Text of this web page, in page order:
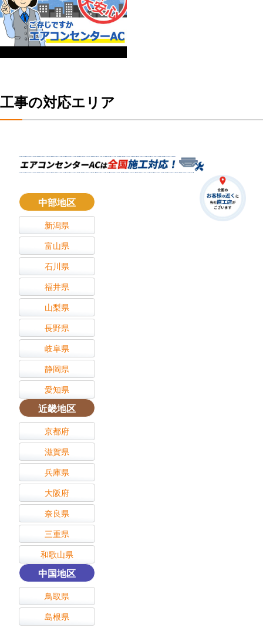
工事の対応エリア
中部地区
新潟県
富山県
石川県
福井県
山梨県
長野県
岐阜県
静岡県
愛知県
近畿地区
京都府
滋賀県
兵庫県
大阪府
奈良県
三重県
和歌山県
中国地区
鳥取県
島根県